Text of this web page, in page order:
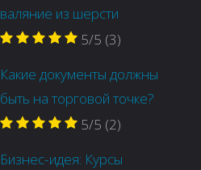
валяние из шерсти
5/5 (3)
Какие документы должны
быть на торговой точке?
5/5 (2)
Бизнес-идея: Курсы